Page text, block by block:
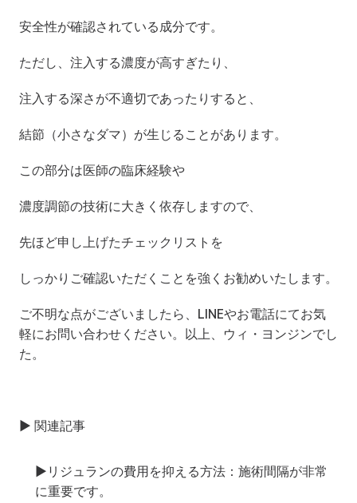
安全性が確認されている成分です。
ただし、注入する濃度が高すぎたり、
注入する深さが不適切であったりすると、
結節（小さなダマ）が生じることがあります。
この部分は医師の臨床経験や
濃度調節の技術に大きく依存しますので、
先ほど申し上げたチェックリストを
しっかりご確認いただくことを強くお勧めいたします。
ご不明な点がございましたら、LINEやお電話にてお気
軽にお問い合わせください。以上、ウィ・ヨンジンでし
た。
▶ 関連記事
▶ リジュランの費用を抑える方法：施術間隔が非常
に重要です。